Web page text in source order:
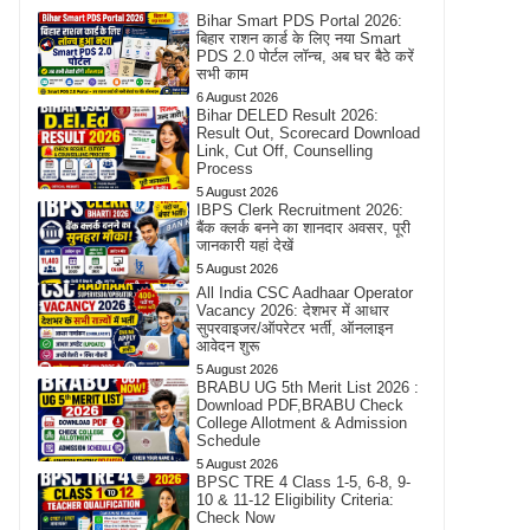
Bihar Smart PDS Portal 2026:
बिहार राशन कार्ड के लिए नया Smart
PDS 2.0 पोर्टल लॉन्च, अब घर बैठे करें
सभी काम
6 August 2026
Bihar DELED Result 2026:
Result Out, Scorecard Download
Link, Cut Off, Counselling
Process
5 August 2026
IBPS Clerk Recruitment 2026:
बैंक क्लर्क बनने का शानदार अवसर, पूरी
जानकारी यहां देखें
5 August 2026
All India CSC Aadhaar Operator
Vacancy 2026: देशभर में आधार
सुपरवाइजर/ऑपरेटर भर्ती, ऑनलाइन
आवेदन शुरू
5 August 2026
BRABU UG 5th Merit List 2026 :
Download PDF,BRABU Check
College Allotment & Admission
Schedule
5 August 2026
BPSC TRE 4 Class 1-5, 6-8, 9-
10 & 11-12 Eligibility Criteria:
Check Now